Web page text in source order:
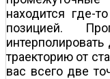
находится где-
позицией.
траекторию от
вас всего две